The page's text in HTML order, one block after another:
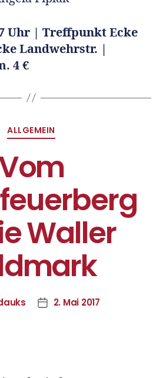
Uhr | Treffpunkt Ecke
Landwehrstr. |
4 €
ALLGEMEIN
Waller
2. Mai 2017